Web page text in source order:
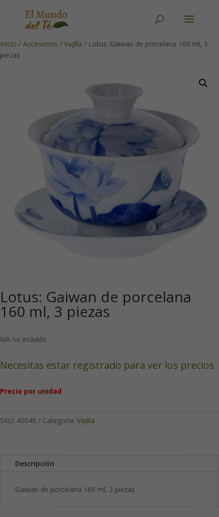
Inicio / Accesorios / Vajilla / Lotus: Gaiwan de porcelana 160 ml, 3
piezas
Lotus: Gaiwan de porcelana
160 ml, 3 piezas
IVA no incluido
Necesitas estar registrado para ver los precios
Precio por unidad
SKU: 40040 Categoría: Vajilla
Descripción
Gaiwan de porcelana 160 ml, 3 piezas